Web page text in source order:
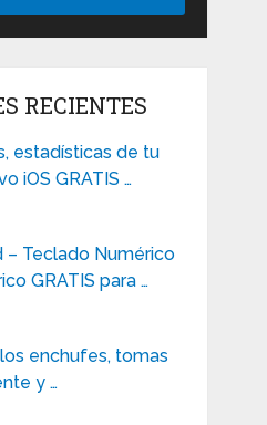
RECIENTES
estadísticas de tu
iOS GRATIS …
– Teclado Numérico
GRATIS para …
enchufes, tomas
y …